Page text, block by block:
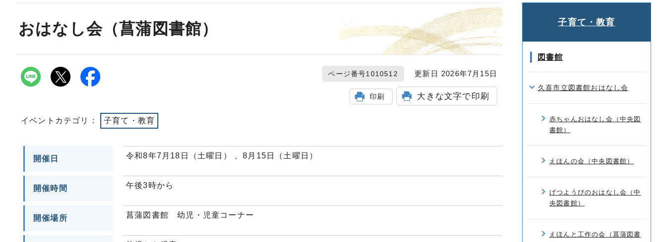
おはなし会（菖蒲図書館）
ページ番号1010512 更新日 2026年7月15日
印刷 大きな文字で印刷
イベントカテゴリ： 子育て・教育
開催日 令和8年7月18日（土曜日） 、8月15日（土曜日）
開催時間 午後3時から
開催場所 菖蒲図書館 幼児・児童コーナー
子育て・教育
図書館
久喜市立図書館おはなし会
赤ちゃんおはなし会（中央図
書館）
えほんの会（中央図書館）
げつようびのおはなし会（中
央図書館）
えほんと工作の会（菖蒲図書